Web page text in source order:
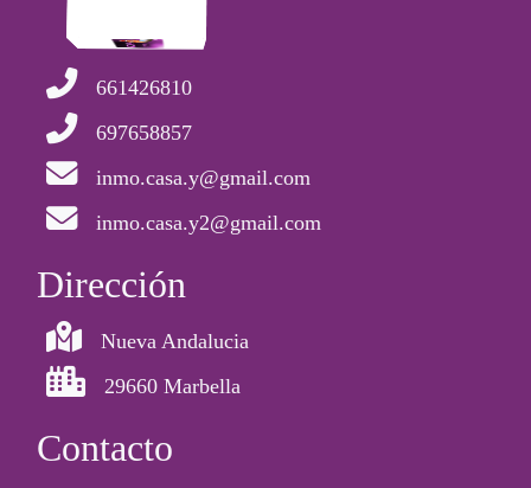
661426810
697658857
inmo.casa.y@gmail.com
inmo.casa.y2@gmail.com
Dirección
Nueva Andalucia
29660 Marbella
Contacto